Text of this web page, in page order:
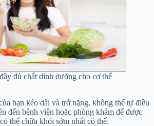
đủ chất dinh dưỡng cho cơ thể
bạn kéo dài và trở nặng, không thể tự điều
đến bệnh viện hoặc phòng khám để được
thể chữa khỏi sớm nhất có thể.